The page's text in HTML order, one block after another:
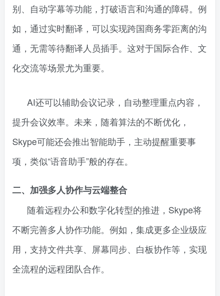
别、自动字幕等功能，打破语言和沟通的障碍。例
如，通过实时翻译，可以实现跨国商务零距离的沟
通，无需等待翻译人员插手。这对于国际合作、文
化交流等场景尤为重要。
AI还可以辅助会议记录，自动整理重点内容，
提升会议效率。未来，随着算法的不断优化，
Skype可能还会推出智能助手，主动提醒重要事
项，类似“语音助手”般的存在。
二、加强多人协作与云端整合
随着远程办公和数字化转型的推进，Skype将
不断完善多人协作功能。例如，集成更多企业级应
用，支持文件共享、屏幕同步、白板协作等，实现
全流程的远程团队合作。